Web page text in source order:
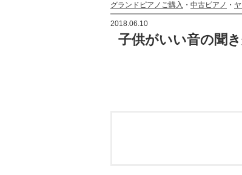
グランドピアノご購入 ・ 中古ピアノ ・
2018.06.10
子供がいい音の聞